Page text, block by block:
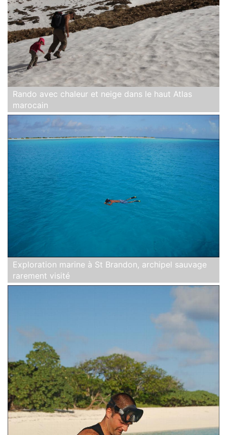
Rando avec chaleur et neige dans le haut Atlas
marocain
Exploration marine à St Brandon, archipel sauvage
rarement visité